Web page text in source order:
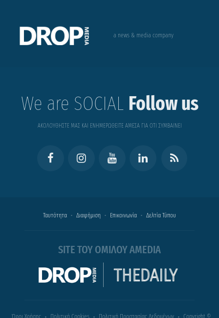
a news & media company
We are SOCIAL Follow us
ΑΚΟΛΟΥΘΗΣΤΕ ΜΑΣ ΚΑΙ ΕΝΗΜΕΡΩΘΕΙΤΕ ΑΜΕΣΑ ΓΙΑ ΟΤΙ ΣΥΜΒΑΙΝΕΙ
Ταυτότητα Διαφήμιση Επικοινωνία Δελτία Τύπου
SITE ΤΟΥ ΟΜΙΛΟΥ AMEDIA
Όροι Χρήσης Πολιτική Cookies Πολιτική Προστασίας Δεδομένων Copyright ©